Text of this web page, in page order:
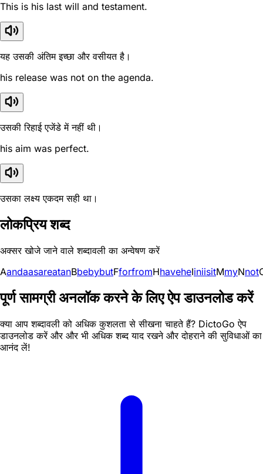
This is his last will and testament.
यह उसकी अंतिम इच्छा और वसीयत है।
his release was not on the agenda.
उसकी रिहाई एजेंडे में नहीं थी।
his aim was perfect.
उसका लक्ष्य एकदम सही था।
लोकप्रिय शब्द
अक्सर खोजे जाने वाले शब्दावली का अन्वेषण करें
AandaasareatanBbebybutFforfromHhaveheIiniisitMmyNnot
पूर्ण सामग्री अनलॉक करने के लिए ऐप डाउनलोड करें
क्या आप शब्दावली को अधिक कुशलता से सीखना चाहते हैं? DictoGo ऐप
डाउनलोड करें और और भी अधिक शब्द याद रखने और दोहराने की सुविधाओं का
आनंद लें!